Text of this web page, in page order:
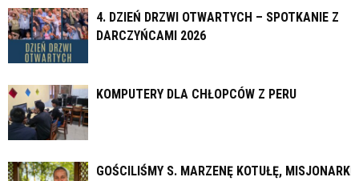
4. DZIEŃ DRZWI OTWARTYCH – SPOTKANIE Z
DARCZYŃCAMI 2026
KOMPUTERY DLA CHŁOPCÓW Z PERU
GOŚCILIŚMY S. MARZENĘ KOTUŁĘ, MISJONARKĘ